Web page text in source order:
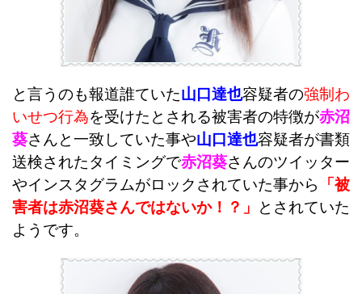
と言うのも報道誰ていた山口達也容疑者の強制わ
いせつ行為を受けたとされる被害者の特徴が赤沼
葵さんと一致していた事や山口達也容疑者が書類
送検されたタイミングで赤沼葵さんのツイッター
やインスタグラムがロックされていた事から
「被
害者は赤沼葵さんではないか！？」
とされていた
ようです。